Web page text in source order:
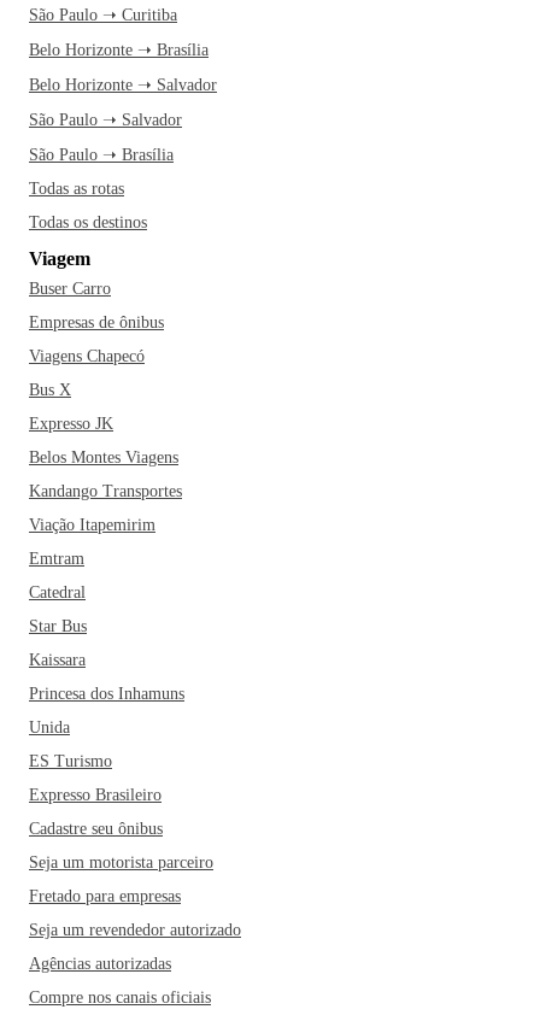
São Paulo ➝ Curitiba
Belo Horizonte ➝ Brasília
Belo Horizonte ➝ Salvador
São Paulo ➝ Salvador
São Paulo ➝ Brasília
Todas as rotas
Todas os destinos
Viagem
Buser Carro
Empresas de ônibus
Viagens Chapecó
Bus X
Expresso JK
Belos Montes Viagens
Kandango Transportes
Viação Itapemirim
Emtram
Catedral
Star Bus
Kaissara
Princesa dos Inhamuns
Unida
ES Turismo
Expresso Brasileiro
Cadastre seu ônibus
Seja um motorista parceiro
Fretado para empresas
Seja um revendedor autorizado
Agências autorizadas
Compre nos canais oficiais